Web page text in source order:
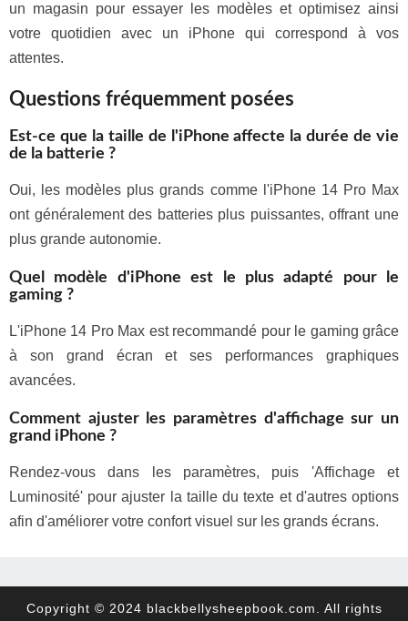
un magasin pour essayer les modèles et optimisez ainsi
votre quotidien avec un iPhone qui correspond à vos
attentes.
Questions fréquemment posées
Est-ce que la taille de l'iPhone affecte la durée de vie
de la batterie ?
Oui, les modèles plus grands comme l'iPhone 14 Pro Max
ont généralement des batteries plus puissantes, offrant une
plus grande autonomie.
Quel modèle d'iPhone est le plus adapté pour le
gaming ?
L'iPhone 14 Pro Max est recommandé pour le gaming grâce
à son grand écran et ses performances graphiques
avancées.
Comment ajuster les paramètres d'affichage sur un
grand iPhone ?
Rendez-vous dans les paramètres, puis 'Affichage et
Luminosité' pour ajuster la taille du texte et d'autres options
afin d'améliorer votre confort visuel sur les grands écrans.
Copyright © 2024 blackbellysheepbook.com. All rights